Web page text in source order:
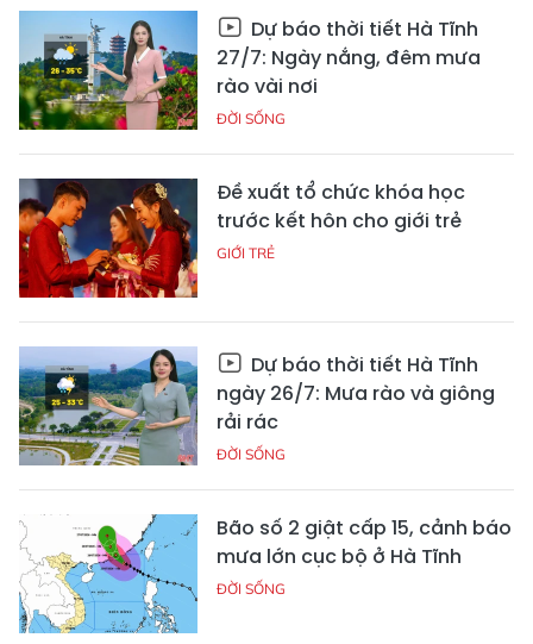
Dự báo thời tiết Hà Tĩnh
27/7: Ngày nắng, đêm mưa
rào vài nơi
ĐỜI SỐNG
Đề xuất tổ chức khóa học
trước kết hôn cho giới trẻ
GIỚI TRẺ
Dự báo thời tiết Hà Tĩnh
ngày 26/7: Mưa rào và giông
rải rác
ĐỜI SỐNG
Bão số 2 giật cấp 15, cảnh báo
mưa lớn cục bộ ở Hà Tĩnh
ĐỜI SỐNG